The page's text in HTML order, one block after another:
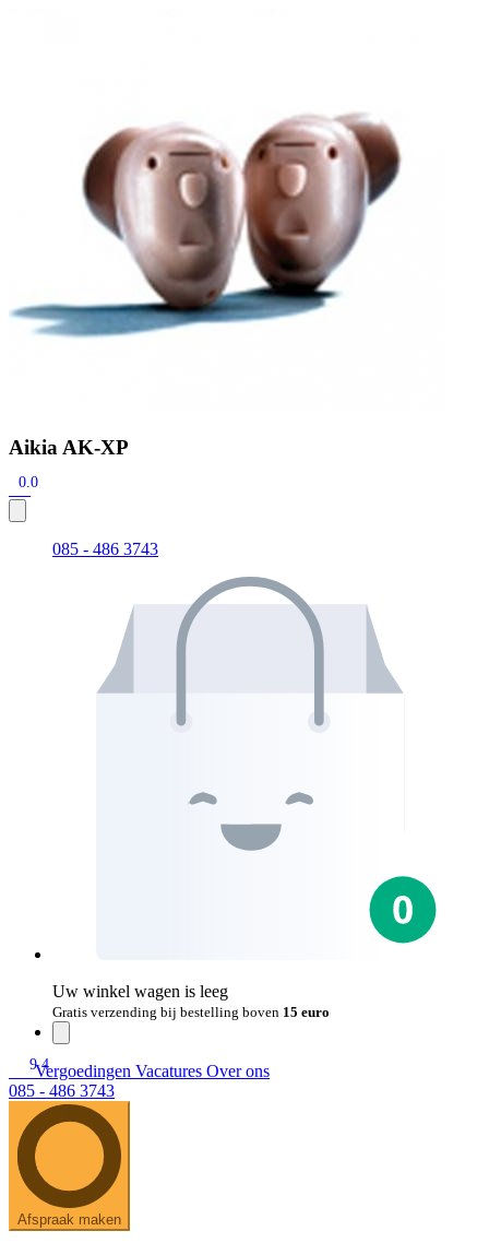
Audio Service R LI 7
HoortoestelbatterijenWidex filters FiltersDomes
Onderhoudsartikelen
Signia Active Mini IX - Oplaadbaar
De Signia Active Mini IX is het nieuwste hoortoestel van Signia.
Aikia AK-XP
0.0
085 - 486 3743
Uw winkel wagen is leeg
Gratis verzending bij bestelling boven 15 euro
9.4
Vergoedingen Vacatures Over ons
085 - 486 3743
Afspraak maken